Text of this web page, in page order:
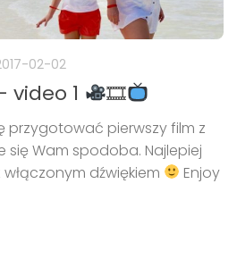
02-02
video 1 🎞
przygotować pierwszy film z
się Wam spodoba. Najlepiej
dźwiękiem
Enjoy